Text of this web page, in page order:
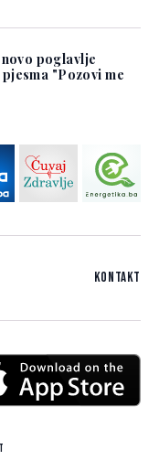
poglavlje
"Pozovi me
Kontakt